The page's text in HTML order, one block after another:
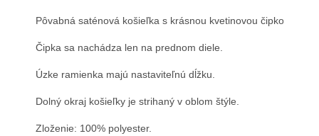
Pôvabná saténová košieľka s krásnou kvetinovou čipkou.
Čipka sa nachádza len na prednom diele.
Úzke ramienka majú nastaviteľnú dĺžku.
Dolný okraj košieľky je strihaný v oblom štýle.
Zloženie: 100% polyester.